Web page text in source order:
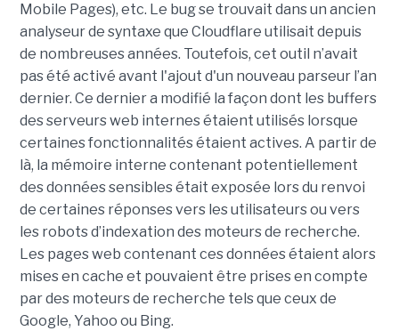
Mobile Pages), etc. Le bug se trouvait dans un ancien
analyseur de syntaxe que Cloudflare utilisait depuis
de nombreuses années. Toutefois, cet outil n’avait
pas été activé avant l'ajout d'un nouveau parseur l’an
dernier. Ce dernier a modifié la façon dont les buffers
des serveurs web internes étaient utilisés lorsque
certaines fonctionnalités étaient actives. A partir de
là, la mémoire interne contenant potentiellement
des données sensibles était exposée lors du renvoi
de certaines réponses vers les utilisateurs ou vers
les robots d’indexation des moteurs de recherche.
Les pages web contenant ces données étaient alors
mises en cache et pouvaient être prises en compte
par des moteurs de recherche tels que ceux de
Google, Yahoo ou Bing.